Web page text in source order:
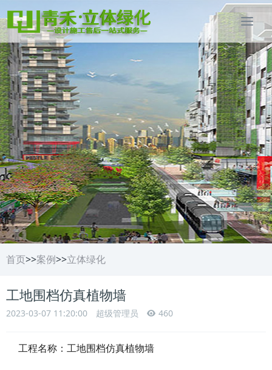
首页>>案例>>立体绿化
工地围档仿真植物墙
2023-03-07 11:20:00 超级管理员 460
工程名称： 工地围档仿真植物墙